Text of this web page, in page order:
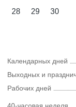
28
29 30
Календарных дней
Выходных и
Рабочих дней